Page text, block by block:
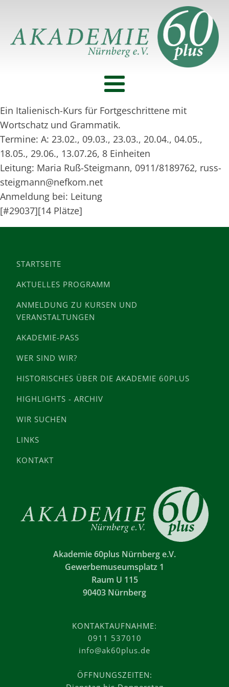
Ein Italienisch-Kurs für Fortgeschrittene mit
Wortschatz und Grammatik.
Termine: A: 23.02., 09.03., 23.03., 20.04., 04.05.,
18.05., 29.06., 13.07.26, 8 Einheiten
Leitung: Maria Ruß-Steigmann, 0911/8189762, russ-
steigmann@nefkom.net
Anmeldung bei: Leitung
[#29037][14 Plätze]
STARTSEITE
AKTUELLES PROGRAMM
ANMELDUNG ZU KURSEN UND
VERANSTALTUNGEN
AKADEMIE-PASS
WER SIND WIR?
HISTORISCHES ÜBER DIE AKADEMIE 60PLUS
HIGHLIGHTS - ARCHIV
WIR SUCHEN
LINKS
KONTAKT
Akademie 60plus Nürnberg e.V.
Gewerbemuseumsplatz 1
Raum U 115
90403 Nürnberg
KONTAKTAUFNAHME:
0911 537010
info@ak60plus.de
ÖFFNUNGSZEITEN: